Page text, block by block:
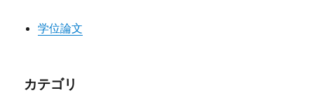
学位論文
カテゴリ